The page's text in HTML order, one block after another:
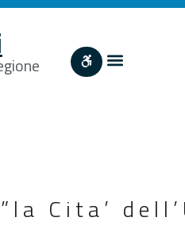
Cita’